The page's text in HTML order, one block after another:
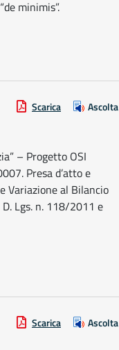
minimis”.
Scarica Ascolta
– Progetto OSI
Presa d’atto e
Variazione al Bilancio
Lgs. n. 118/2011 e
Scarica Ascolta